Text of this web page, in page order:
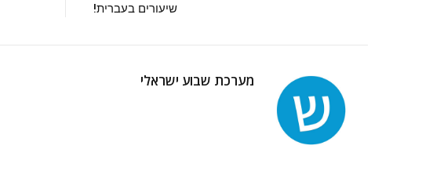
שיעורים בעברית!
מערכת שבוע ישראלי